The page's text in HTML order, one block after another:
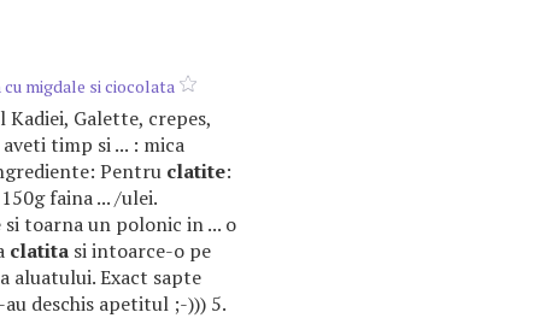
cu migdale si ciocolata
Kadiei, Galette, crepes,
timp si ... : mica
Pentru clatite:
faina ... /ulei.
si toarna un polonic in ... o
clatita si intoarce-o pe
aluatului. Exact sapte
deschis apetitul ;-))) 5.